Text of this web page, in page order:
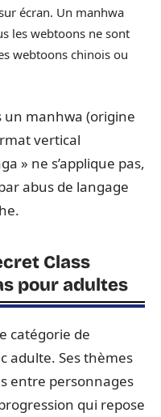
écran. Un manhwa
les webtoons ne sont
webtoons chinois ou
un manhwa (origine
vertical
» ne s’applique pas,
abus de langage
Class
pour adultes
catégorie de
adulte. Ses thèmes
entre personnages
qui repose